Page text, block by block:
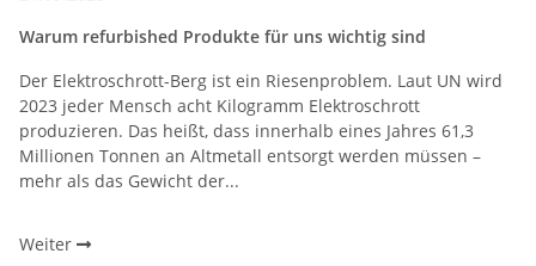
Warum refurbished Produkte für uns wichtig sind
Der Elektroschrott-Berg ist ein Riesenproblem. Laut UN wird
2023 jeder Mensch acht Kilogramm Elektroschrott
produzieren. Das heißt, dass innerhalb eines Jahres 61,3
Millionen Tonnen an Altmetall entsorgt werden müssen –
mehr als das Gewicht der...
Weiter